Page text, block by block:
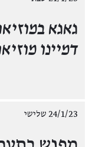
גאגא
דמיינו
24/1/23 שלישי